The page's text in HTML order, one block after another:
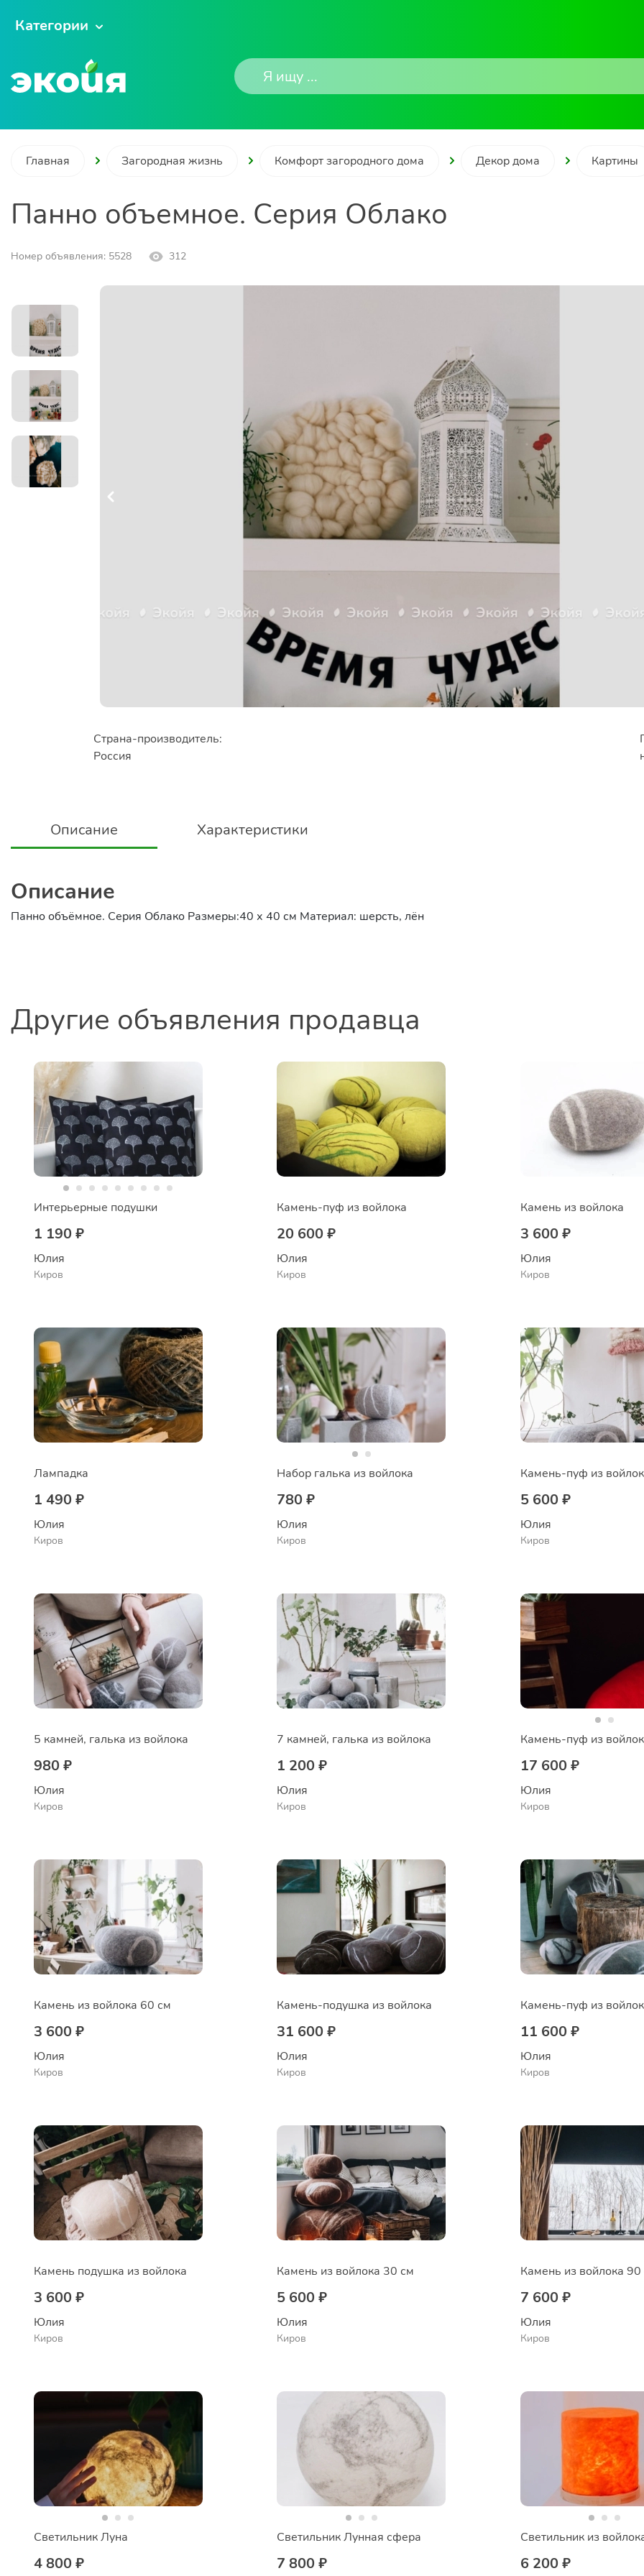
Категории
Главная Загородная жизнь Комфорт загородного дома Декор дома Картины
Панно объемное. Серия Облако
Номер объявления: 5528 312
Страна-производитель:
Россия
Описание Характеристики
Описание
Панно объёмное. Серия Облако Размеры:40 х 40 см Материал: шерсть, лён
Другие объявления продавца
Интерьерные подушки
1 190 ₽
Юлия
Киров
Камень-пуф из войлока
20 600 ₽
Юлия
Киров
Камень из войлока
3 600 ₽
Юлия
Киров
Лампадка
1 490 ₽
Юлия
Киров
Набор галька из войлока
780 ₽
Юлия
Киров
Камень-пуф из
5 600 ₽
Юлия
Киров
5 камней, галька из войлока
980 ₽
Юлия
Киров
7 камней, галька из войлока
1 200 ₽
Юлия
Киров
Камень-пуф из
17 600 ₽
Юлия
Киров
Камень из войлока 60 см
3 600 ₽
Юлия
Киров
Камень-подушка из войлока
31 600 ₽
Юлия
Киров
Камень-пуф из
11 600 ₽
Юлия
Киров
Камень подушка из войлока
3 600 ₽
Юлия
Киров
Камень из войлока 30 см
5 600 ₽
Юлия
Киров
Камень из войлока 90
7 600 ₽
Юлия
Киров
Светильник Луна
4 800 ₽
Светильник Лунная сфера
7 800 ₽ 6 200 ₽